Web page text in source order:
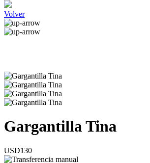
Volver
Gargantilla Tina
USD130